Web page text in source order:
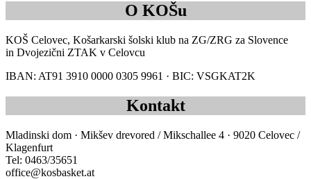
O KOŠu
KOŠ Celovec, Košarkarski šolski klub na ZG/ZRG za Slovence
in Dvojezični ZTAK v Celovcu
IBAN: AT91 3910 0000 0305 9961 · BIC: VSGKAT2K
Kontakt
Mladinski dom · Mikšev drevored / Mikschallee 4 · 9020 Celovec /
Klagenfurt
Tel: 0463/35651
office@kosbasket.at